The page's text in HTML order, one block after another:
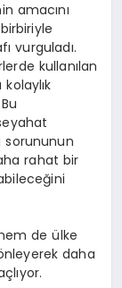
amacını
vurguladı.
kullanılan
sorununun
rahat bir
de ülke
daha